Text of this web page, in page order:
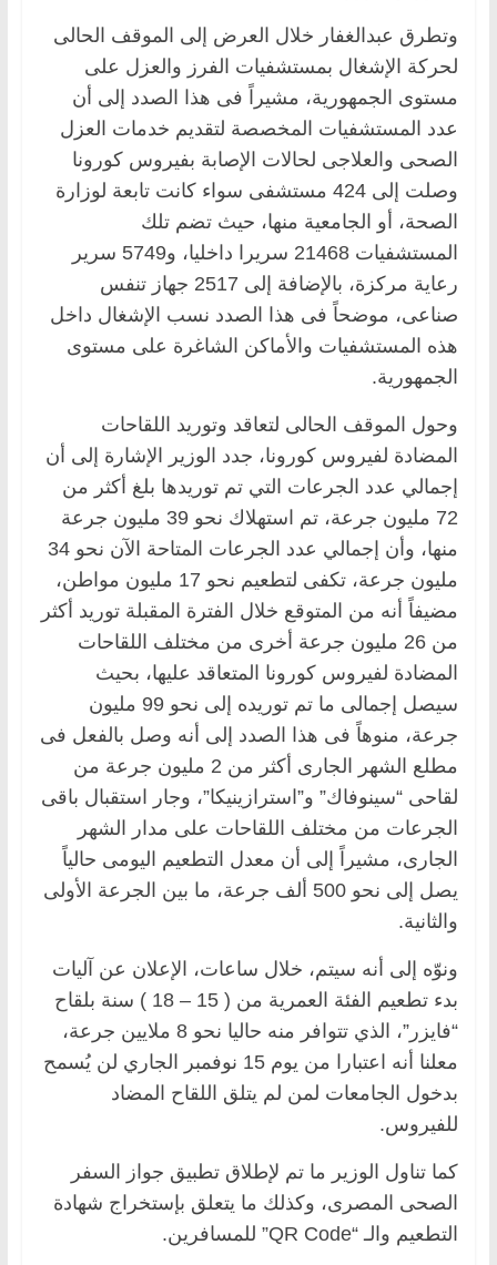
وتطرق عبدالغفار خلال العرض إلى الموقف الحالى
لحركة الإشغال بمستشفيات الفرز والعزل على
مستوى الجمهورية، مشيراً فى هذا الصدد إلى أن
عدد المستشفيات المخصصة لتقديم خدمات العزل
الصحى والعلاجى لحالات الإصابة بفيروس كورونا
وصلت إلى 424 مستشفى سواء كانت تابعة لوزارة
الصحة، أو الجامعية منها، حيث تضم تلك
المستشفيات 21468 سريرا داخليا، و5749 سرير
رعاية مركزة، بالإضافة إلى 2517 جهاز تنفس
صناعى، موضحاً فى هذا الصدد نسب الإشغال داخل
هذه المستشفيات والأماكن الشاغرة على مستوى
الجمهورية.
وحول الموقف الحالى لتعاقد وتوريد اللقاحات
المضادة لفيروس كورونا، جدد الوزير الإشارة إلى أن
إجمالي عدد الجرعات التي تم توريدها بلغ أكثر من
72 مليون جرعة، تم استهلاك نحو 39 مليون جرعة
منها، وأن إجمالي عدد الجرعات المتاحة الآن نحو 34
مليون جرعة، تكفى لتطعيم نحو 17 مليون مواطن،
مضيفاً أنه من المتوقع خلال الفترة المقبلة توريد أكثر
من 26 مليون جرعة أخرى من مختلف اللقاحات
المضادة لفيروس كورونا المتعاقد عليها، بحيث
سيصل إجمالى ما تم توريده إلى نحو 99 مليون
جرعة، منوهاً فى هذا الصدد إلى أنه وصل بالفعل فى
مطلع الشهر الجارى أكثر من 2 مليون جرعة من
لقاحى “سينوفاك” و”استرازينيكا”، وجار استقبال باقى
الجرعات من مختلف اللقاحات على مدار الشهر
الجارى، مشيراً إلى أن معدل التطعيم اليومى حالياً
يصل إلى نحو 500 ألف جرعة، ما بين الجرعة الأولى
والثانية.
ونوّه إلى أنه سيتم، خلال ساعات، الإعلان عن آليات
بدء تطعيم الفئة العمرية من ( 15 – 18 ) سنة بلقاح
“فايزر”، الذي تتوافر منه حاليا نحو 8 ملايين جرعة،
معلنا أنه اعتبارا من يوم 15 نوفمبر الجاري لن يُسمح
بدخول الجامعات لمن لم يتلق اللقاح المضاد
للفيروس.
كما تناول الوزير ما تم لإطلاق تطبيق جواز السفر
الصحى المصرى، وكذلك ما يتعلق بإستخراج شهادة
التطعيم والـ “QR Code” للمسافرين.